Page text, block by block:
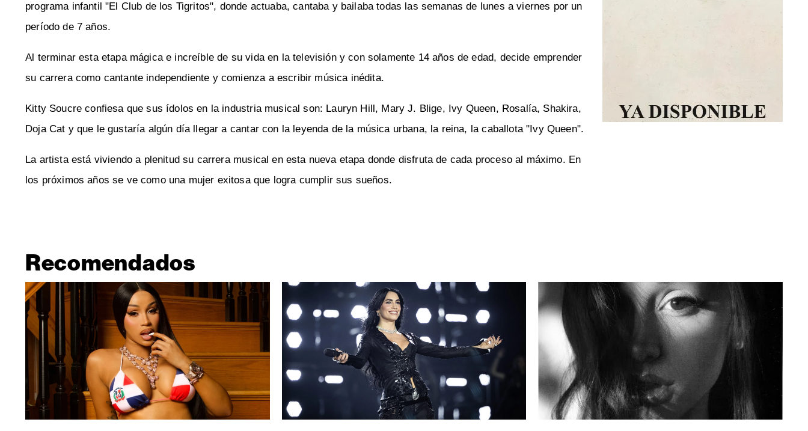
programa infantil "El Club de los Tigritos", donde actuaba, cantaba y bailaba todas las semanas de lunes a viernes por un
período de 7 años.
Al terminar esta etapa mágica e increíble de su vida en la televisión y con solamente 14 años de edad, decide emprender
su carrera como cantante independiente y comienza a escribir música inédita.
Kitty Soucre confiesa que sus ídolos en la industria musical son: Lauryn Hill, Mary J. Blige, Ivy Queen, Rosalía, Shakira,
Doja Cat y que le gustaría algún día llegar a cantar con la leyenda de la música urbana, la reina, la caballota "Ivy Queen".
La artista está viviendo a plenitud su carrera musical en esta nueva etapa donde disfruta de cada proceso al máximo. En
los próximos años se ve como una mujer exitosa que logra cumplir sus sueños.
Recomendados